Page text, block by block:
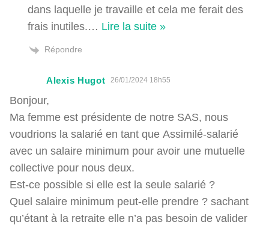
dans laquelle je travaille et cela me ferait des
frais inutiles.… Lire la suite »
Répondre
Alexis Hugot 26/01/2024 18h55
Bonjour,
Ma femme est présidente de notre SAS, nous
voudrions la salarié en tant que Assimilé-salarié
avec un salaire minimum pour avoir une mutuelle
collective pour nous deux.
Est-ce possible si elle est la seule salarié ?
Quel salaire minimum peut-elle prendre ? sachant
qu’étant à la retraite elle n’a pas besoin de valider